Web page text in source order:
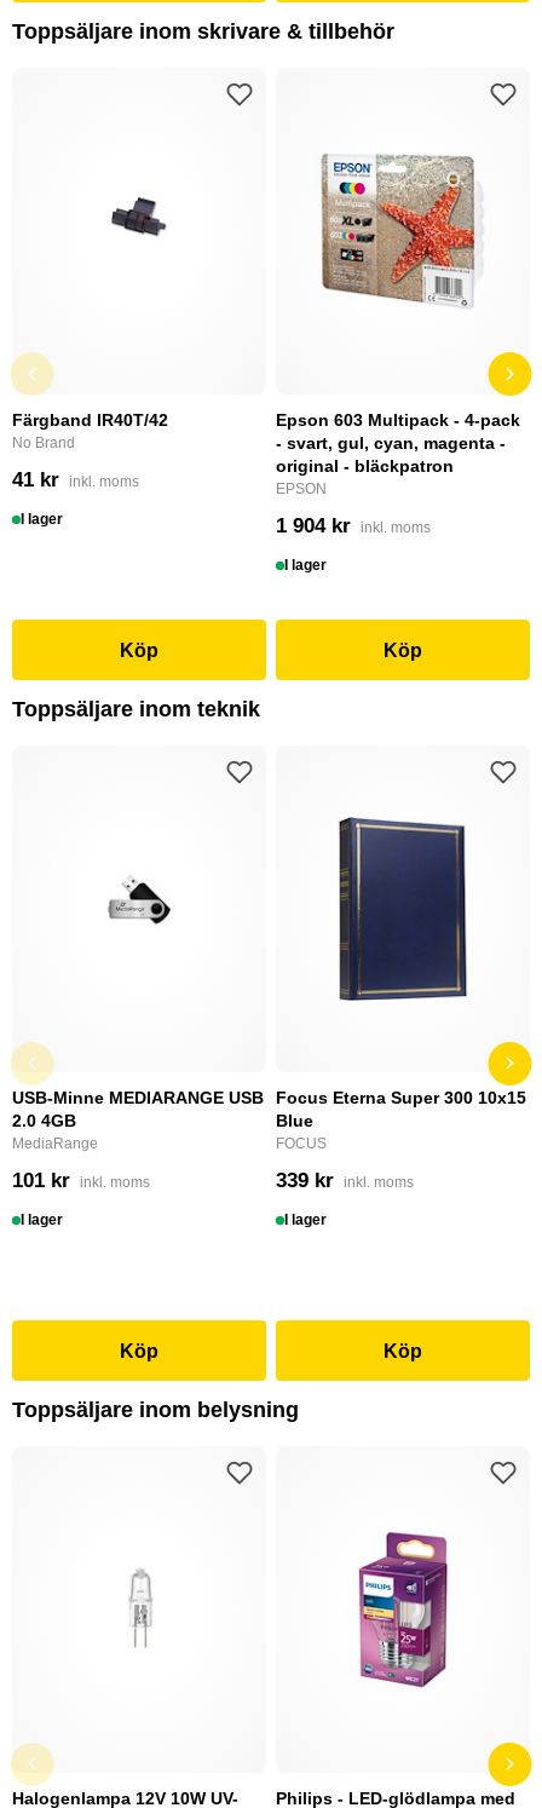
Toppsäljare inom skrivare & tillbehör
Färgband IR40T/42
No Brand
41 kr inkl. moms
I lager
Köp
Epson 603 Multipack - 4-pack
- svart, gul, cyan, magenta -
original - bläckpatron
EPSON
1 904 kr inkl. moms
I lager
Köp
Toppsäljare inom teknik
USB-Minne MEDIARANGE USB
2.0 4GB
MediaRange
101 kr inkl. moms
I lager
Köp
Focus Eterna Super 300 10x15
Blue
FOCUS
339 kr inkl. moms
I lager
Köp
Toppsäljare inom belysning
Halogenlampa 12V 10W UV- Philips - LED-glödlampa med